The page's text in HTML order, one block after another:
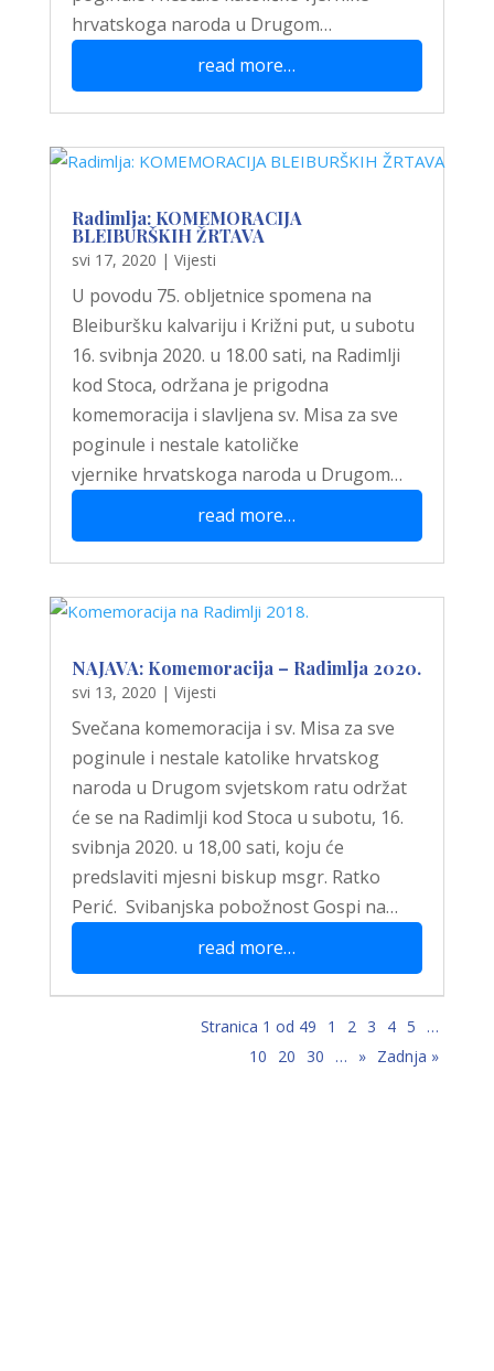
hrvatskoga naroda u Drugom…
read more…
Radimlja: KOMEMORACIJA
BLEIBURŠKIH ŽRTAVA
svi 17, 2020 | Vijesti
U povodu 75. obljetnice spomena na
Bleiburšku kalvariju i Križni put, u subotu
16. svibnja 2020. u 18.00 sati, na Radimlji
kod Stoca, održana je prigodna
komemoracija i slavljena sv. Misa za sve
poginule i nestale katoličke
vjernike hrvatskoga naroda u Drugom…
read more…
NAJAVA: Komemoracija – Radimlja 2020.
svi 13, 2020 | Vijesti
Svečana komemoracija i sv. Misa za sve
poginule i nestale katolike hrvatskog
naroda u Drugom svjetskom ratu održat
će se na Radimlji kod Stoca u subotu, 16.
svibnja 2020. u 18,00 sati, koju će
predslaviti mjesni biskup msgr. Ratko
Perić. Svibanjska pobožnost Gospi na…
read more…
Stranica 1 od 49 1 2 3 4 5
…
10
20 30 … » Zadnja »